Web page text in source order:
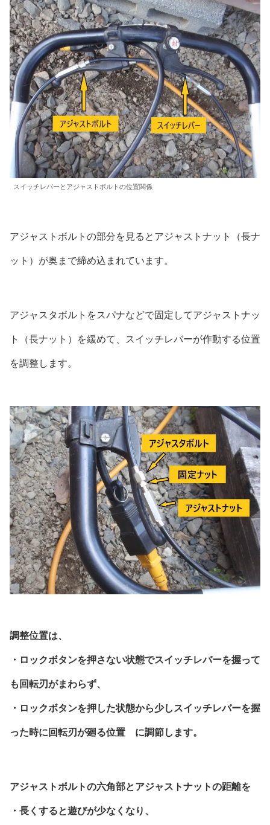
スイッチレバーとアジャストボルトの位置関係
アジャストボルトの部分を見るとアジャストナット（長ナ
ット）が奥まで締め込まれています。
アジャスタボルトをスパナなどで固定してアジャストナッ
ト（長ナット）を緩めて、スイッチレバーが作動する位置
を調整します。
調整位置は、
・ロックボタンを押さない状態でスイッチレバーを握って
も回転刃がまわらず、
・ロックボタンを押した状態から少しスイッチレバーを握
った時に回転刃が廻る位置 に調節します。
アジャストボルトの六角部とアジャストナットの距離を
・長くすると遊びが少なくなり、